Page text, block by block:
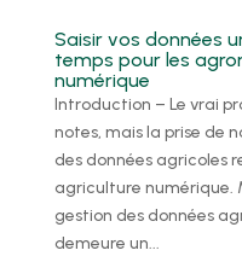
Saisir vos données
temps pour les
numérique
Introduction – Le vrai
notes, mais la prise de
des données agricoles
agriculture numérique.
gestion des données
demeure un...